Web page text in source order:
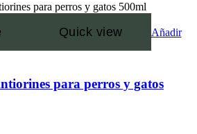
Quick view Añadir
para perros y gatos